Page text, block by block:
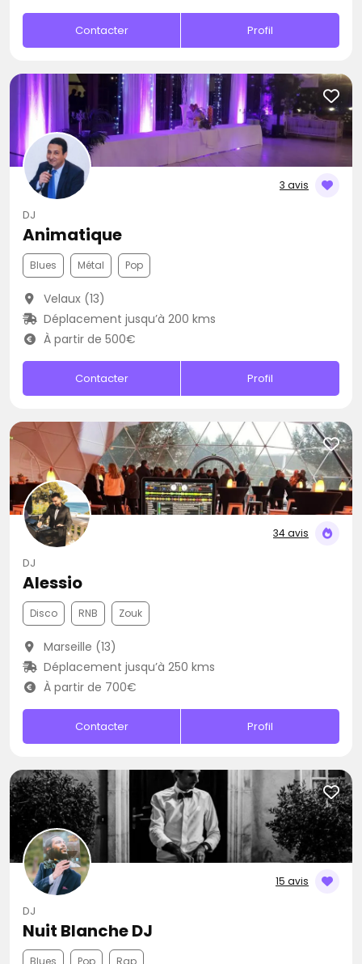
Contacter Profil
3 avis
DJ
Animatique
Blues Métal Pop
Velaux (13)
Déplacement jusqu’à 200 kms
À partir de 500€
Contacter Profil
34 avis
DJ
Alessio
Disco RNB Zouk
Marseille (13)
Déplacement jusqu’à 250 kms
À partir de 700€
Contacter Profil
15 avis
DJ
Nuit Blanche DJ
Blues Pop Rap